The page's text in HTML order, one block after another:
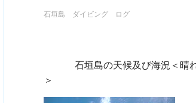
石垣島 ダイビング ログ
             石垣島の天候及び海況＜晴れ・東の風・波の高さ２ｍ・気温３１度・水温３０度